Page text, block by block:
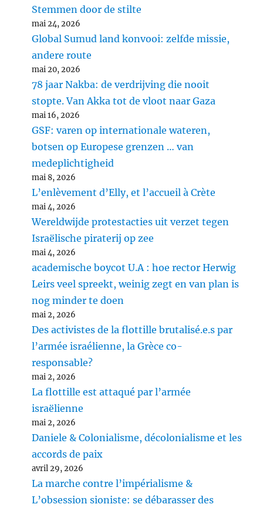
Stemmen door de stilte
mai 24, 2026
Global Sumud land konvooi: zelfde missie,
andere route
mai 20, 2026
78 jaar Nakba: de verdrijving die nooit
stopte. Van Akka tot de vloot naar Gaza
mai 16, 2026
GSF: varen op internationale wateren,
botsen op Europese grenzen … van
medeplichtigheid
mai 8, 2026
L’enlèvement d’Elly, et l’accueil à Crète
mai 4, 2026
Wereldwijde protestacties uit verzet tegen
Israëlische piraterij op zee
mai 4, 2026
academische boycot U.A : hoe rector Herwig
Leirs veel spreekt, weinig zegt en van plan is
nog minder te doen
mai 2, 2026
Des activistes de la flottille brutalisé.e.s par
l’armée israélienne, la Grèce co-
responsable?
mai 2, 2026
La flottille est attaqué par l’armée
israëlienne
mai 2, 2026
Daniele & Colonialisme, décolonialisme et les
accords de paix
avril 29, 2026
La marche contre l’impérialisme &
L’obsession sioniste: se débarasser des